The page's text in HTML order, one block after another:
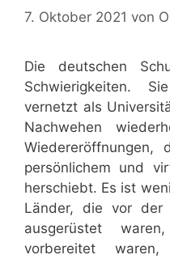
7. Oktober 2021 von
Die deutschen
Schwierigkeiten.
vernetzt als
Nachwehen
persönlichem und
herschiebt. Es ist
Länder, die vor der
ausgerüstet
vorbereitet